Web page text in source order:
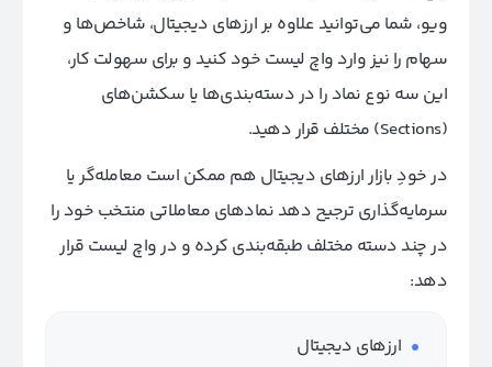
ویو، شما می‌توانید علاوه بر ارزهای دیجیتال، شاخص‌ها و
سهام را نیز وارد واچ لیست خود کنید و برای سهولت کار،
این سه نوع نماد را در دسته‌بندی‌ها یا سکشن‌های
(Sections) مختلف قرار دهید.
در خودِ بازار ارزهای دیجیتال هم ممکن است معامله‌گر یا
سرمایه‌گذاری ترجیح دهد نمادهای معاملاتی منتخب خود را
در چند دسته مختلف طبقه‌بندی کرده و در واچ لیست قرار
دهد:
ارزهای دیجیتال